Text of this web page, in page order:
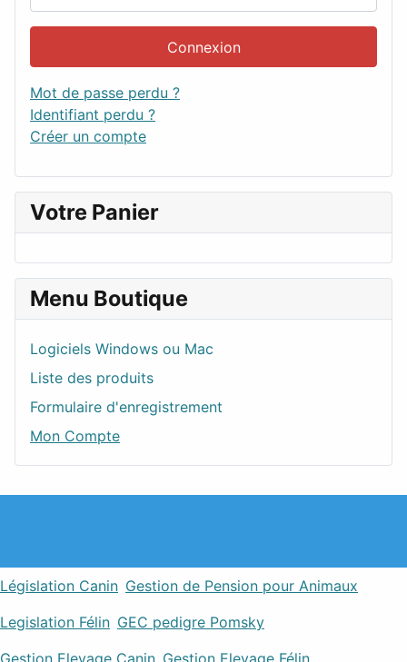
Connexion
Mot de passe perdu ?
Identifiant perdu ?
Créer un compte
Votre Panier
Menu Boutique
Logiciels Windows ou Mac
Liste des produits
Formulaire d'enregistrement
Mon Compte
Législation Canin Gestion de Pension pour Animaux
Legislation Félin GEC pedigre Pomsky